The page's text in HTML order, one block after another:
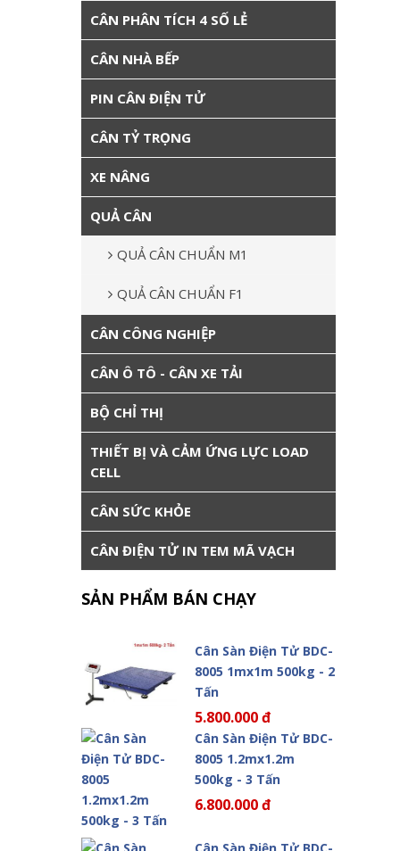
CÂN PHÂN TÍCH 4 SỐ LẺ
CÂN NHÀ BẾP
PIN CÂN ĐIỆN TỬ
CÂN TỶ TRỌNG
XE NÂNG
QUẢ CÂN
QUẢ CÂN CHUẨN M1
QUẢ CÂN CHUẨN F1
CÂN CÔNG NGHIỆP
CÂN Ô TÔ - CÂN XE TẢI
BỘ CHỈ THỊ
THIẾT BỊ VÀ CẢM ỨNG LỰC LOAD
CELL
CÂN SỨC KHỎE
CÂN ĐIỆN TỬ IN TEM MÃ VẠCH
SẢN PHẨM BÁN CHẠY
Cân Sàn Điện Tử BDC-
8005 1mx1m 500kg - 2
Tấn
5.800.000 đ
Cân Sàn Điện Tử BDC-
8005 1.2mx1.2m
500kg - 3 Tấn
6.800.000 đ